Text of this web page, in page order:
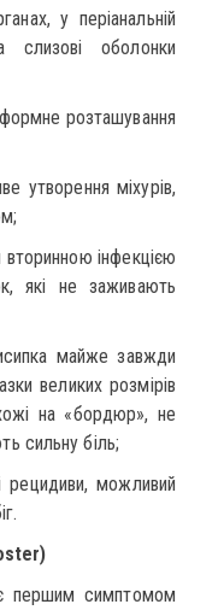
у періанальній
оболонки
розташування
утворення міхурів,
інфекцією
які не заживають
майже завжди
великих розмірів
на «бордюр», не
сильну біль;
можливий
першим симптомом